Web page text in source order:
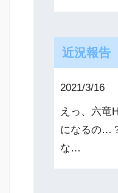
近況報告
2021/3/16
えっ、六竜
になるの…
な…